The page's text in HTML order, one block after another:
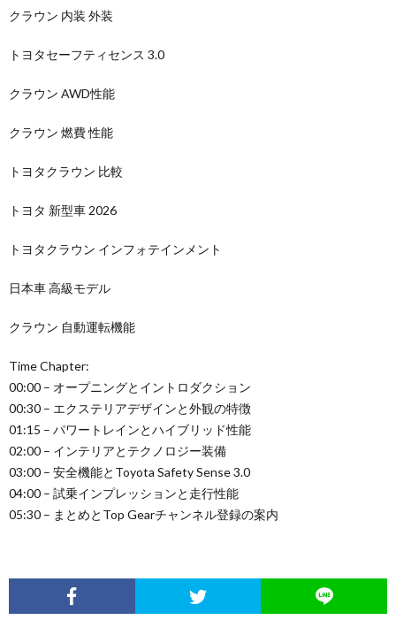
クラウン 内装 外装
トヨタセーフティセンス 3.0
クラウン AWD性能
クラウン 燃費 性能
トヨタクラウン 比較
トヨタ 新型車 2026
トヨタクラウン インフォテインメント
日本車 高級モデル
クラウン 自動運転機能
Time Chapter:
00:00 – オープニングとイントロダクション
00:30 – エクステリアデザインと外観の特徴
01:15 – パワートレインとハイブリッド性能
02:00 – インテリアとテクノロジー装備
03:00 – 安全機能とToyota Safety Sense 3.0
04:00 – 試乗インプレッションと走行性能
05:30 – まとめとTop Gearチャンネル登録の案内